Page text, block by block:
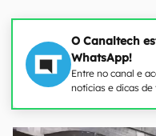
O Canaltech
WhatsApp!
Entre no canal e
notícias e dicas